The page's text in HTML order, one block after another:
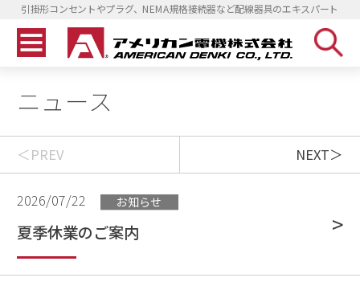
引掛形コンセントやプラグ、NEMA規格接続器など配線器具のエキスパート
ニュース
PREV NEXT
2026/07/22 お知らせ
夏季休業のご案内